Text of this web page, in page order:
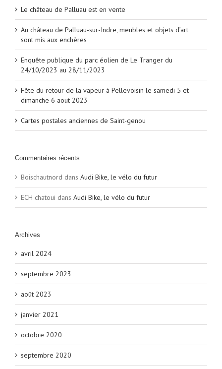
Le château de Palluau est en vente
Au château de Palluau-sur-Indre, meubles et objets d’art
sont mis aux enchères
Enquête publique du parc éolien de Le Tranger du
24/10/2023 au 28/11/2023
Fête du retour de la vapeur à Pellevoisin le samedi 5 et
dimanche 6 aout 2023
Cartes postales anciennes de Saint-genou
Commentaires récents
Boischautnord dans Audi Bike, le vélo du futur
ECH chatoui dans Audi Bike, le vélo du futur
Archives
avril 2024
septembre 2023
août 2023
janvier 2021
octobre 2020
septembre 2020